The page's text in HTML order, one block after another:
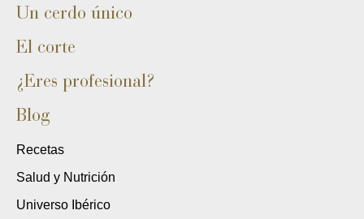
Un cerdo único
El corte
¿Eres profesional?
Blog
Recetas
Salud y Nutrición
Universo Ibérico